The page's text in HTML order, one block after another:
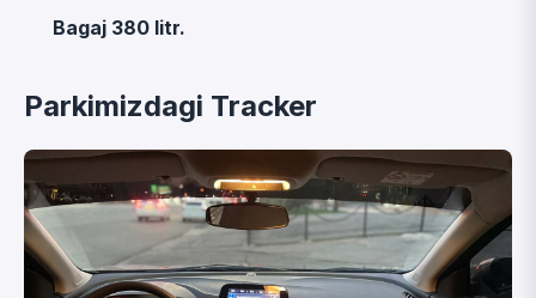
Bagaj 380 litr.
Parkimizdagi Tracker